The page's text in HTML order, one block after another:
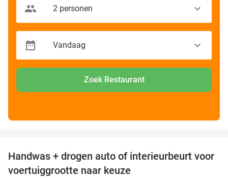
Zoek Restaurant
53%
Handwas + drogen auto of interieurbeurt voor
voertuiggrootte naar keuze